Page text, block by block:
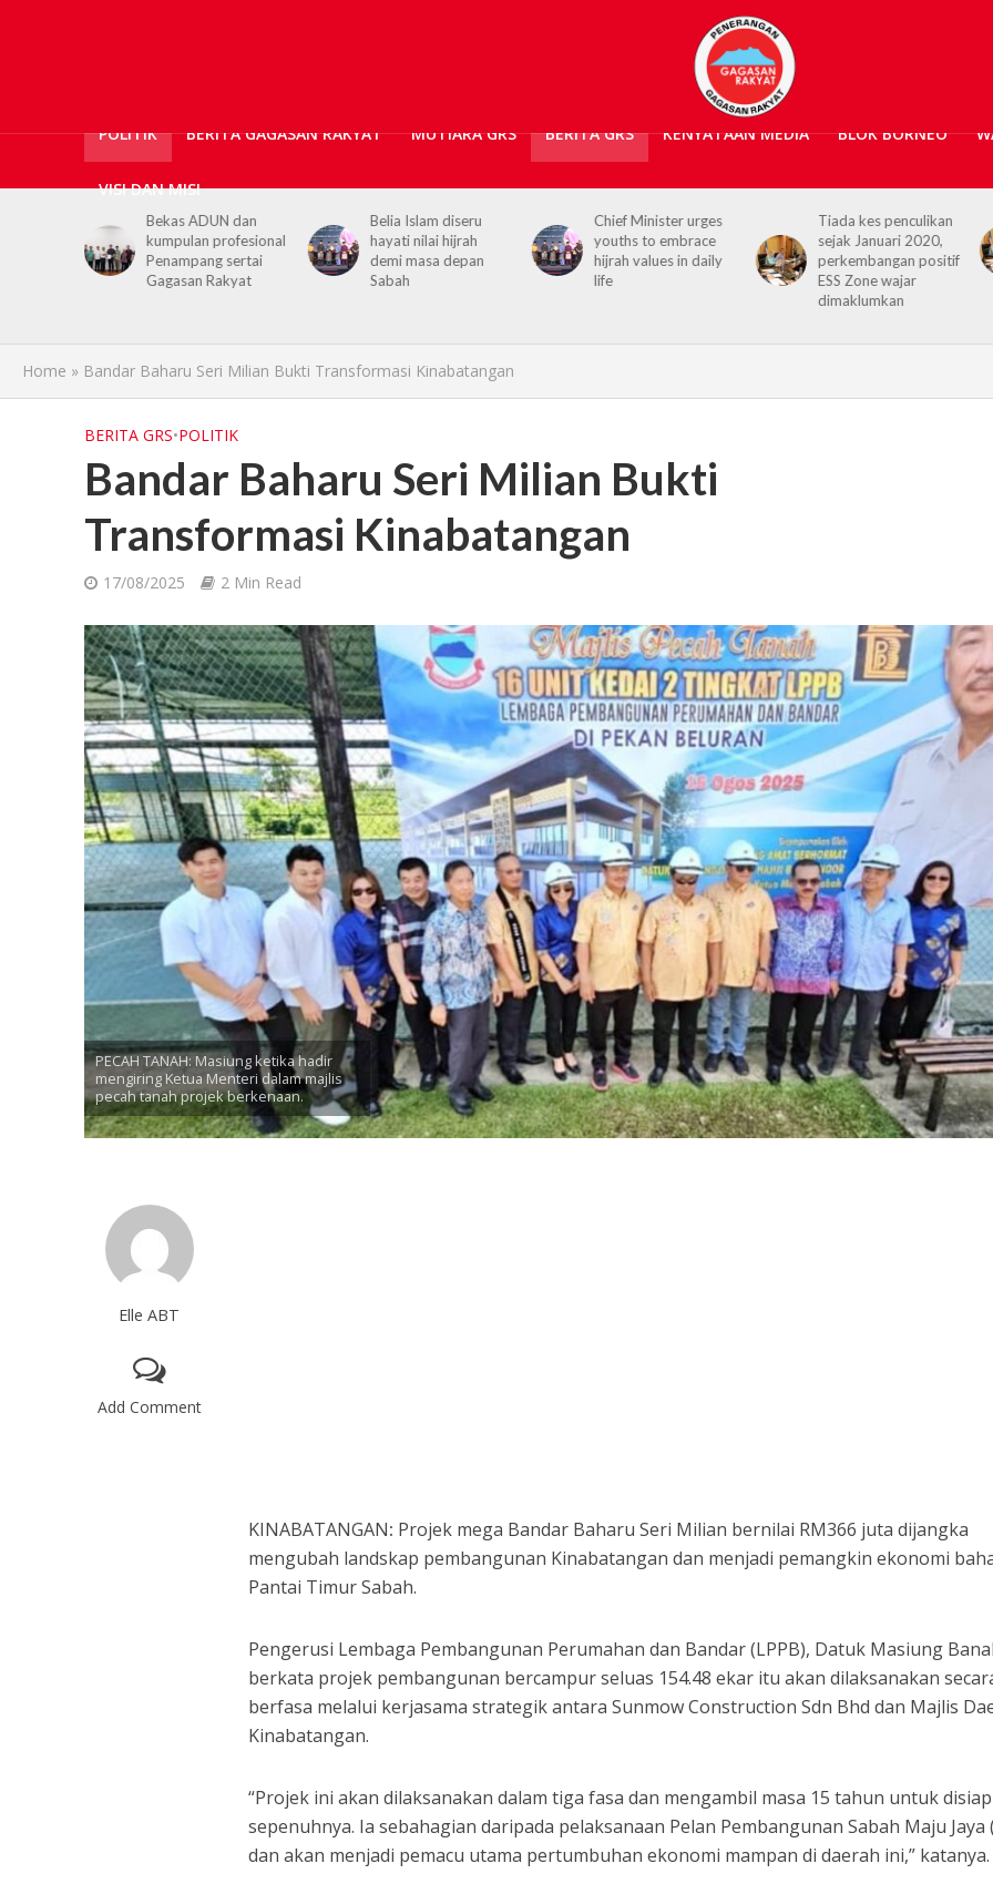
POLITIK BERITA GAGASAN RAKYAT MUTIARA GRS BERITA GRS KENYATAAN MEDIA BLOK BORNEO
VISI DAN MISI
profesional
sertai
Belia Islam diseru
hayati nilai hijrah
demi masa depan
Sabah
Chief Minister urges
youths to embrace
hijrah values in daily
Tiada kes penculikan
sejak Januari 2020,
perkembangan positif
No kidnap-for-
ransom cases since
2020, Hajiji credits
Security Agencies
Home » Bandar Baharu Seri Milian Bukti Transformasi Kinabatangan
BERITA GRS•POLITIK
Bandar Baharu Seri Milian Bukti
Transformasi Kinabatangan
17/08/2025 2 Min Read
PECAH TANAH: Masiung ketika hadir
mengiring Ketua Menteri dalam majlis
pecah tanah projek berkenaan.
Elle ABT
Add Comment
KINABATANGAN: Projek mega Bandar Baharu Seri Milian bernilai RM366 juta dijangka
mengubah landskap pembangunan Kinabatangan dan menjadi pemangkin ekonomi
Pantai Timur Sabah.
Pengerusi Lembaga Pembangunan Perumahan dan Bandar (LPPB), Datuk Masiung
berkata projek pembangunan bercampur seluas 154.48 ekar itu akan dilaksanakan
berfasa melalui kerjasama strategik antara Sunmow Construction Sdn Bhd dan Majlis
Kinabatangan.
“Projek ini akan dilaksanakan dalam tiga fasa dan mengambil masa 15 tahun untuk
sepenuhnya. Ia sebahagian daripada pelaksanaan Pelan Pembangunan Sabah Maju Jaya
dan akan menjadi pemacu utama pertumbuhan ekonomi mampan di daerah ini,” katanya.